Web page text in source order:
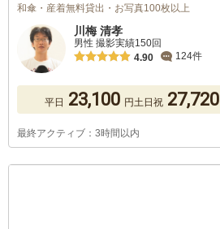
和傘・産着無料貸出・お写真100枚以上
川梅 清孝
男性 撮影実績150回
4.90
124件
平日 23,100 円土日祝 27,720
最終アクティブ：3時間以内